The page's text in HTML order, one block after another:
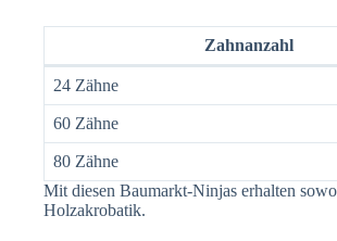
Zahnanzahl
24 Zähne
60 Zähne
80 Zähne
Mit diesen Baumarkt-Ninjas erhalten
Holzakrobatik.